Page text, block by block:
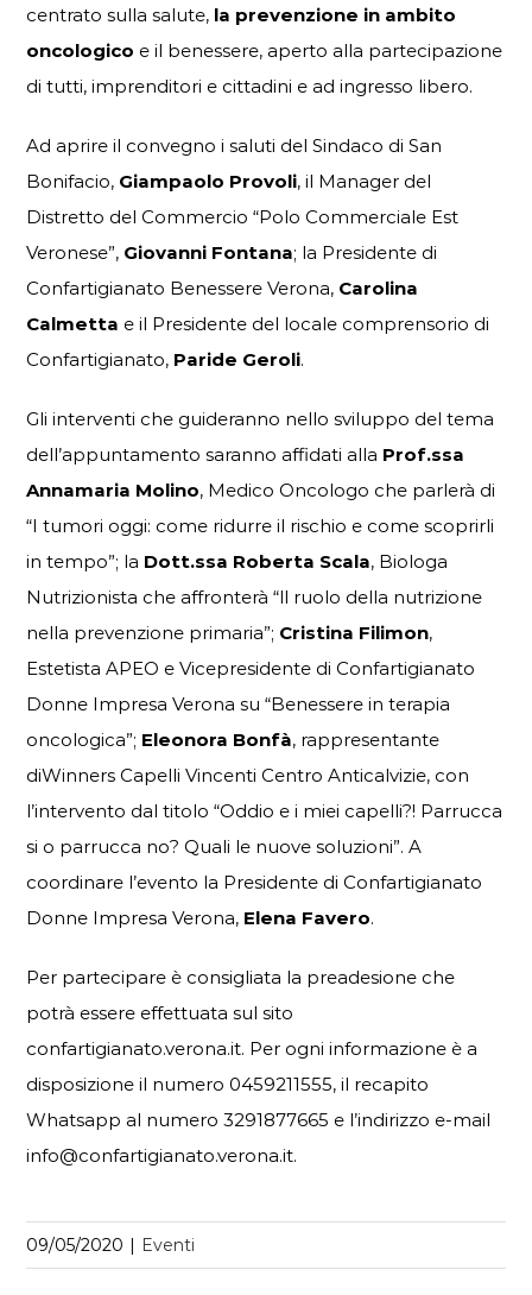
centrato sulla salute, la prevenzione in ambito
oncologico e il benessere, aperto alla partecipazione
di tutti, imprenditori e cittadini e ad ingresso libero.
Ad aprire il convegno i saluti del Sindaco di San
Bonifacio, Giampaolo Provoli, il Manager del
Distretto del Commercio “Polo Commerciale Est
Veronese”, Giovanni Fontana; la Presidente di
Confartigianato Benessere Verona, Carolina
Calmetta e il Presidente del locale comprensorio di
Confartigianato, Paride Geroli.
Gli interventi che guideranno nello sviluppo del tema
dell’appuntamento saranno affidati alla Prof.ssa
Annamaria Molino, Medico Oncologo che parlerà di
“I tumori oggi: come ridurre il rischio e come scoprirli
in tempo”; la Dott.ssa Roberta Scala, Biologa
Nutrizionista che affronterà “ll ruolo della nutrizione
nella prevenzione primaria”; Cristina Filimon,
Estetista APEO e Vicepresidente di Confartigianato
Donne Impresa Verona su “Benessere in terapia
oncologica”; Eleonora Bonfà, rappresentante
diWinners Capelli Vincenti Centro Anticalvizie, con
l’intervento dal titolo “Oddio e i miei capelli?! Parrucca
si o parrucca no? Quali le nuove soluzioni”. A
coordinare l’evento la Presidente di Confartigianato
Donne Impresa Verona, Elena Favero.
Per partecipare è consigliata la preadesione che
potrà essere effettuata sul sito
confartigianato.verona.it. Per ogni informazione è a
disposizione il numero 0459211555, il recapito
Whatsapp al numero 3291877665 e l’indirizzo e-mail
info@confartigianato.verona.it.
09/05/2020 | Eventi